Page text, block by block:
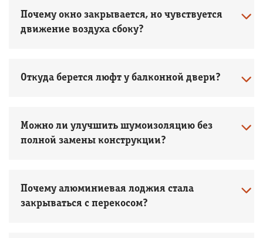
Почему окно закрывается, но чувствуется
движение воздуха сбоку?
Откуда берется люфт у балконной двери?
Можно ли улучшить шумоизоляцию без
полной замены конструкции?
Почему алюминиевая лоджия стала
закрываться с перекосом?